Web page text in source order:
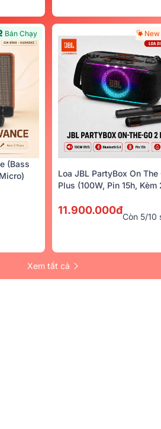
Bán Chạy
(Bass
Loa JBL PartyBox On The
Plus (100W, Pin 15h, Kèm
11.900.000đ
Còn 5/10
Xem tất cả